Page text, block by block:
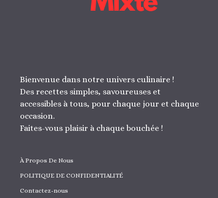
Bienvenue dans notre univers culinaire !
Des recettes simples, savoureuses et
accessibles à tous, pour chaque jour et chaque
occasion.
Faites-vous plaisir à chaque bouchée !
À Propos De Nous
POLITIQUE DE CONFIDENTIALITÉ
Contactez-nous